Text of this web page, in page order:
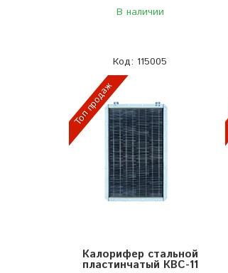
В наличии
115005
Топ продаж
Калорифер стальной
пластинчатый КВС-11